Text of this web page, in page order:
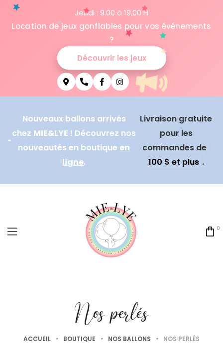
Jeudi : 9.00 à 19.00 H
Location de jeux gonflables pour vos événements
?
Découvrir les jeux
Nouveaux ballons arrivés
chez MIE&LYE ! Découvrez nos
nouveautés en boutique en
ligne.
Livraison gratuite
pour les
commandes de
100 $ et plus .
0
Nos perlés
ACCUEIL • BOUTIQUE • NOS BALLONS • NOS PERLÉS